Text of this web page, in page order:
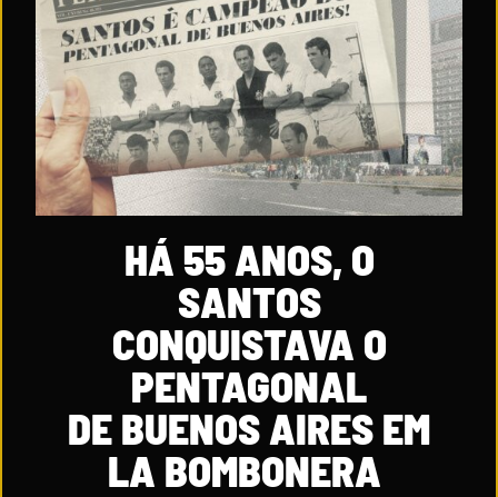
HÁ 55 ANOS, O
SANTOS
CONQUISTAVA O
PENTAGONAL
DE BUENOS AIRES EM
LA BOMBONERA